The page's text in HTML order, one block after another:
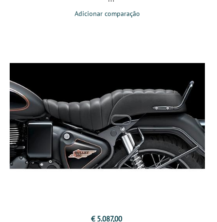
Adicionar comparação
€ 5.087,00